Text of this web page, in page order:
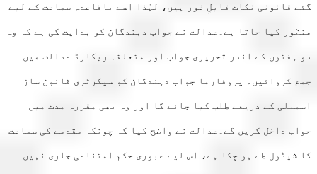
قانونی نکات قابلِ غور ہیں، لہٰذا اسے باقاعدہ سماعت کے لیے
کیا جاتا ہے۔عدالت نے جواب دہندگان کو ہدایت کی ہے کہ وہ
کے اندر تحریری جواب اور متعلقہ ریکارڈ عدالت میں
کروائیں۔ پروفارما جواب دہندگان کو سیکرٹری قانون ساز
کے ذریعے طلب کیا جائے گا اور وہ بھی مقررہ مدت میں
داخل کریں گے۔عدالت نے واضح کیا کہ چونکہ مقدمے کی سماعت
طے ہو چکا ہے، اس لیے عبوری حکم امتناعی جاری نہیں